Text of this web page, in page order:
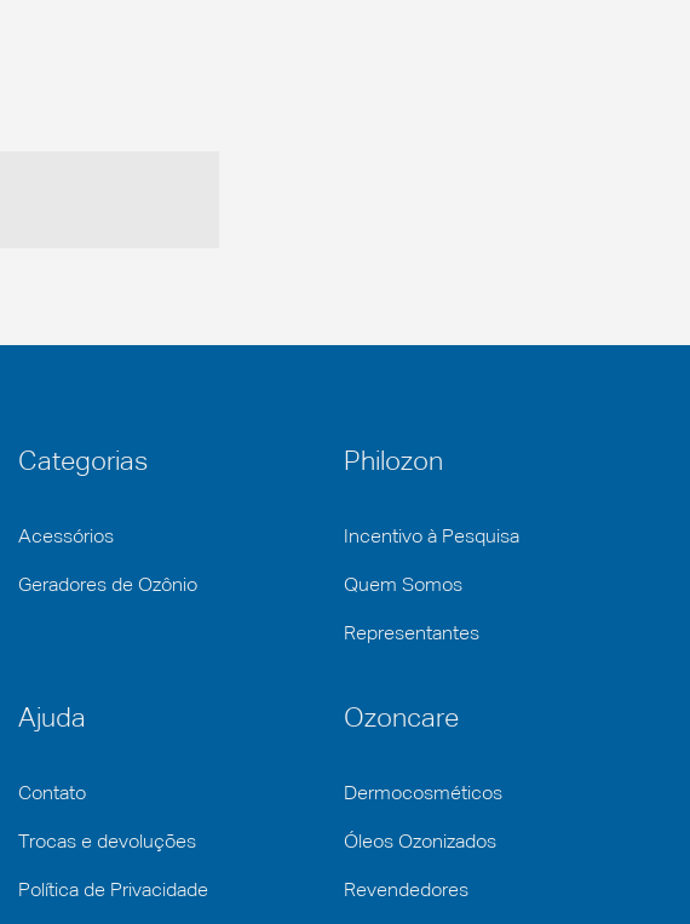
Categorias
Acessórios
Geradores de Ozônio
Ajuda
Contato
Trocas e devoluções
Política de Privacidade
Philozon
Incentivo à Pesquisa
Quem Somos
Representantes
Ozoncare
Dermocosméticos
Óleos Ozonizados
Revendedores